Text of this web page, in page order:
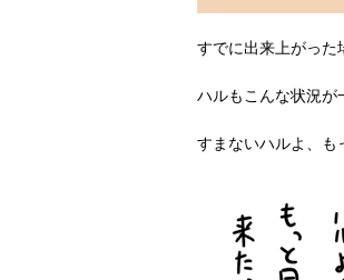
すでに出来上がった
ハルもこんな状況が
すまないハルよ、